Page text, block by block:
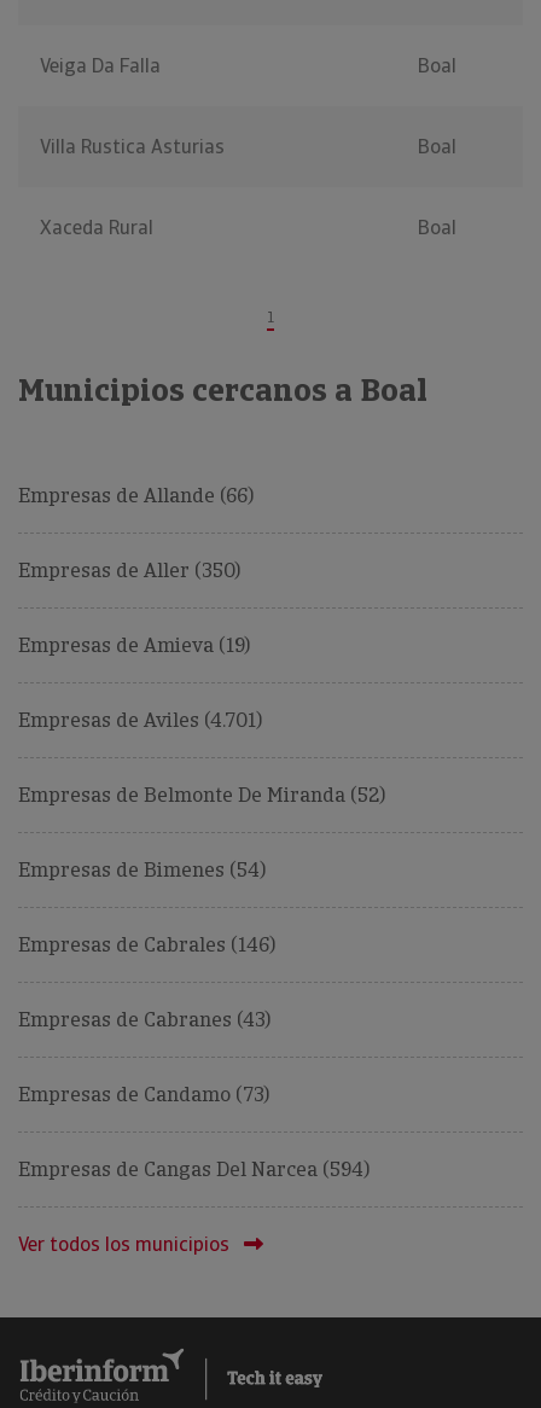
Veiga Da Falla Boal
Villa Rustica Asturias Boal
Xaceda Rural Boal
1
Municipios cercanos a Boal
Empresas de Allande (66)
Empresas de Aller (350)
Empresas de Amieva (19)
Empresas de Aviles (4.701)
Empresas de Belmonte De Miranda (52)
Empresas de Bimenes (54)
Empresas de Cabrales (146)
Empresas de Cabranes (43)
Empresas de Candamo (73)
Empresas de Cangas Del Narcea (594)
Ver todos los municipios